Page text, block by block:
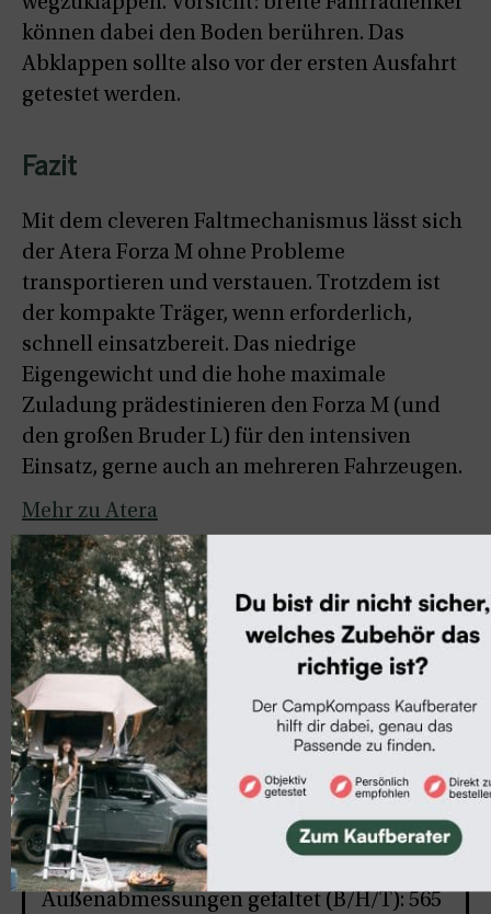
können dabei den Boden berühren. Das
Abklappen sollte also vor der ersten Ausfahrt
getestet werden.
Fazit
Mit dem cleveren Faltmechanismus lässt sich
der Atera Forza M ohne Probleme
transportieren und verstauen. Trotzdem ist
der kompakte Träger, wenn erforderlich,
schnell einsatzbereit. Das niedrige
Eigengewicht und die hohe maximale
Zuladung prädestinieren den Forza M (und
den großen Bruder L) für den intensiven
Einsatz, gerne auch an mehreren Fahrzeugen.
Mehr zu Atera
Technische Daten
Radschienen FORZA M: 2 (optional
erweiterbar um 1 zusätzliche Radschiene)
Maximale Zuladung: 65 kg
Maximale Zuladung je Radschiene: 30 kg
(17,5 kg bei zusätzlicher Radschiene)
Eigengewicht: 18,2 kg
Außenabmessungen gefaltet (B/H/T): 565